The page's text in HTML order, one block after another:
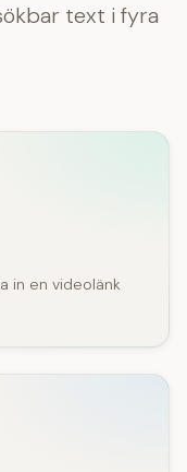
text i fyra
in en videolänk